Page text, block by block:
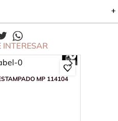
INTERESAR
MP 114104